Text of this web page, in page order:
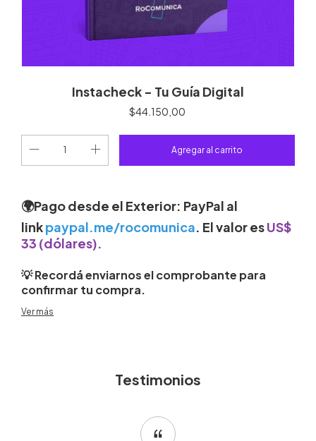
Instacheck - Tu Guía Digital
$44.150,00
🌍Pago desde el Exterior: PayPal al
linkpaypal.me/rocomunica. El valor esUS$
33 (dólares).
💡 Recordá enviarnos el comprobante para
confirmar tu compra.
personalizado de tu perfil de
Recibirás un documento en PDF, en tu
Ver más
Testimonios